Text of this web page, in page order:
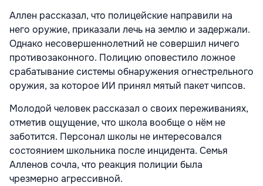
Аллен рассказал, что полицейские направили на
него оружие, приказали лечь на землю и задержали.
Однако несовершеннолетний не совершил ничего
противозаконного. Полицию оповестило ложное
срабатывание системы обнаружения огнестрельного
оружия, за которое ИИ принял мятый пакет чипсов.
Молодой человек рассказал о своих переживаниях,
отметив ощущение, что школа вообще о нём не
заботится. Персонал школы не интересовался
состоянием школьника после инцидента. Семья
Алленов сочла, что реакция полиции была
чрезмерно агрессивной.